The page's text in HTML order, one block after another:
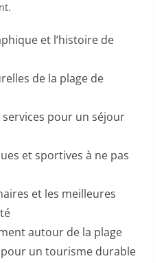
et l’histoire de
de la plage de
pour un séjour
et sportives à ne pas
et les meilleures
autour de la plage
un tourisme durable